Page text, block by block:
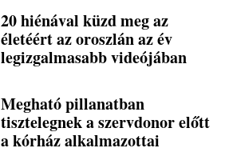
20 hiénával küzd meg az
életéért az oroszlán az év
legizgalmasabb videójában
Megható pillanatban
tisztelegnek a szervdonor előtt
a kórház alkalmazottai